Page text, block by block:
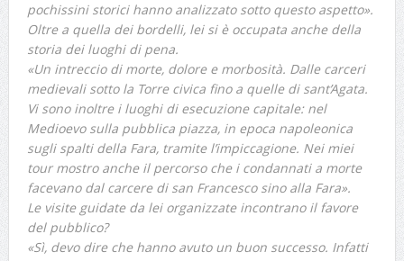
pochissini storici hanno analizzato sotto questo aspetto».
Oltre a quella dei bordelli, lei si è occupata anche della
storia dei luoghi di pena.
«Un intreccio di morte, dolore e morbosità. Dalle carceri
medievali sotto la Torre civica fino a quelle di sant’Agata.
Vi sono inoltre i luoghi di esecuzione capitale: nel
Medioevo sulla pubblica piazza, in epoca napoleonica
sugli spalti della Fara, tramite l’impiccagione. Nei miei
tour mostro anche il percorso che i condannati a morte
facevano dal carcere di san Francesco sino alla Fara».
Le visite guidate da lei organizzate incontrano il favore
del pubblico?
«Sì, devo dire che hanno avuto un buon successo. Infatti